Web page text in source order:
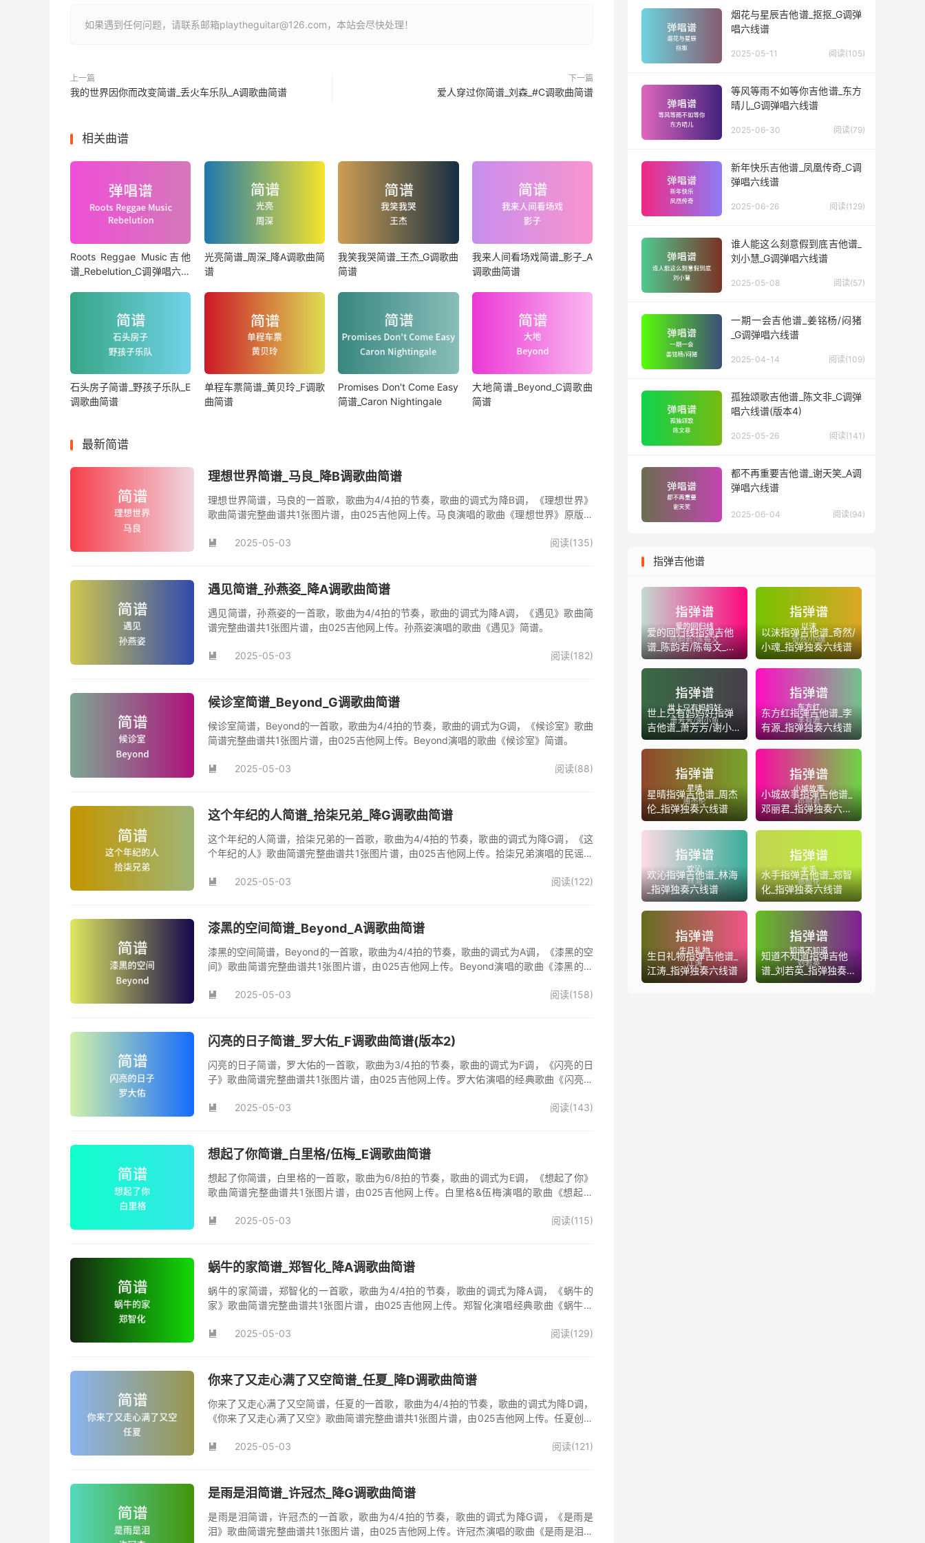
如果遇到任何问题，请联系邮箱playtheguitar@126.com，本站会尽快处理！
上一篇
我的世界因你而改变简谱_丢火车乐队_A调歌曲简谱
下一篇
爱人穿过你简谱_刘森_#C调歌曲简谱
相关曲谱
Roots Reggae Music吉他
谱_Rebelution_C调弹唱六线
光亮简谱_周深_降A调歌曲简
谱
我笑我哭简谱_王杰_G调歌曲
简谱
我来人间看场戏简谱_影子_A
调歌曲简谱
石头房子简谱_野孩子乐队_E
调歌曲简谱
单程车票简谱_黄贝玲_F调歌
曲简谱
Promises Don't Come Easy
简谱_Caron Nightingale
大地简谱_Beyond_C调歌曲
简谱
最新简谱
理想世界简谱_马良_降B调歌曲简谱
理想世界简谱，马良的一首歌，歌曲为4/4拍的节奏，歌曲的调式为降B调，《理想世界》
歌曲简谱完整曲谱共1张图片谱，由025吉他网上传。马良演唱的歌曲《理想世界》原版简
 2025-05-03 阅读(135)
遇见简谱_孙燕姿_降A调歌曲简谱
遇见简谱，孙燕姿的一首歌，歌曲为4/4拍的节奏，歌曲的调式为降A调，《遇见》歌曲简
谱完整曲谱共1张图片谱，由025吉他网上传。孙燕姿演唱的歌曲《遇见》简谱。
 2025-05-03 阅读(182)
候诊室简谱_Beyond_G调歌曲简谱
候诊室简谱，Beyond的一首歌，歌曲为4/4拍的节奏，歌曲的调式为G调，《候诊室》歌曲
简谱完整曲谱共1张图片谱，由025吉他网上传。Beyond演唱的歌曲《候诊室》简谱。
 2025-05-03 阅读(88)
这个年纪的人简谱_拾柒兄弟_降G调歌曲简谱
这个年纪的人简谱，拾柒兄弟的一首歌，歌曲为4/4拍的节奏，歌曲的调式为降G调，《这
个年纪的人》歌曲简谱完整曲谱共1张图片谱，由025吉他网上传。拾柒兄弟演唱的民谣歌
曲。
 2025-05-03 阅读(122)
漆黑的空间简谱_Beyond_A调歌曲简谱
漆黑的空间简谱，Beyond的一首歌，歌曲为4/4拍的节奏，歌曲的调式为A调，《漆黑的空
间》歌曲简谱完整曲谱共1张图片谱，由025吉他网上传。Beyond演唱的歌曲《漆黑的空
 2025-05-03 阅读(158)
闪亮的日子简谱_罗大佑_F调歌曲简谱(版本2)
闪亮的日子简谱，罗大佑的一首歌，歌曲为3/4拍的节奏，歌曲的调式为F调，《闪亮的日
子》歌曲简谱完整曲谱共1张图片谱，由025吉他网上传。罗大佑演唱的经典歌曲《闪亮的
 2025-05-03 阅读(143)
想起了你简谱_白里格/伍梅_E调歌曲简谱
想起了你简谱，白里格的一首歌，歌曲为6/8拍的节奏，歌曲的调式为E调，《想起了你》
歌曲简谱完整曲谱共1张图片谱，由025吉他网上传。白里格&伍梅演唱的歌曲《想起了
 2025-05-03 阅读(115)
蜗牛的家简谱_郑智化_降A调歌曲简谱
蜗牛的家简谱，郑智化的一首歌，歌曲为4/4拍的节奏，歌曲的调式为降A调，《蜗牛的
家》歌曲简谱完整曲谱共1张图片谱，由025吉他网上传。郑智化演唱经典歌曲《蜗牛的
 2025-05-03 阅读(129)
你来了又走心满了又空简谱_任夏_降D调歌曲简谱
你来了又走心满了又空简谱，任夏的一首歌，歌曲为4/4拍的节奏，歌曲的调式为降D调，
《你来了又走心满了又空》歌曲简谱完整曲谱共1张图片谱，由025吉他网上传。任夏创作
首动听值得推荐的民谣歌曲。
 2025-05-03 阅读(121)
是雨是泪简谱_许冠杰_降G调歌曲简谱
是雨是泪简谱，许冠杰的一首歌，歌曲为4/4拍的节奏，歌曲的调式为降G调，《是雨是
泪》歌曲简谱完整曲谱共1张图片谱，由025吉他网上传。许冠杰演唱的歌曲《是雨是泪》
烟花与星辰吉他谱_抠抠_G调弹
唱六线谱
2025-05-11 阅读(105)
等风等雨不如等你吉他谱_东方
晴儿_G调弹唱六线谱
2025-06-30 阅读(79)
新年快乐吉他谱_凤凰传奇_C调
弹唱六线谱
2025-06-26 阅读(129)
谁人能这么刻意假到底吉他谱_
刘小慧_G调弹唱六线谱
2025-05-08 阅读(57)
一期一会吉他谱_姜铭杨/闷猪
_G调弹唱六线谱
2025-04-14 阅读(109)
孤独颂歌吉他谱_陈文非_C调弹
唱六线谱(版本4)
2025-05-26 阅读(141)
都不再重要吉他谱_谢天笑_A调
弹唱六线谱
2025-06-04 阅读(94)
指弹吉他谱
爱的回归线指弹吉他
谱_陈韵若/陈每文_指
弹独奏六线谱
以沫指弹吉他谱_奇然/
小魂_指弹独奏六线谱
世上只有妈妈好指弹
吉他谱_萧芳芳/谢小鱼
_指弹独奏六线谱
东方红指弹吉他谱_李
有源_指弹独奏六线谱
星晴指弹吉他谱_周杰
伦_指弹独奏六线谱
小城故事指弹吉他谱_
邓丽君_指弹独奏六线
谱
欢沁指弹吉他谱_林海
_指弹独奏六线谱
水手指弹吉他谱_郑智
化_指弹独奏六线谱
生日礼物指弹吉他谱_
江涛_指弹独奏六线谱
知道不知道指弹吉他
谱_刘若英_指弹独奏
六线谱